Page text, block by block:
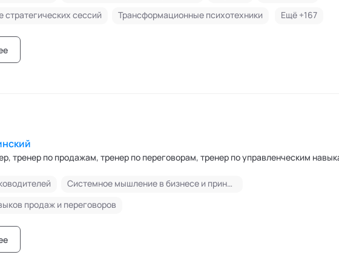
стратегических сессий
Трансформационные психотехники Ещё +167
тренер по продажам, тренер по переговорам, тренер по управленческим
Системное мышление в бизнесе и принятие оптимальных управленческих решений
продаж и переговоров